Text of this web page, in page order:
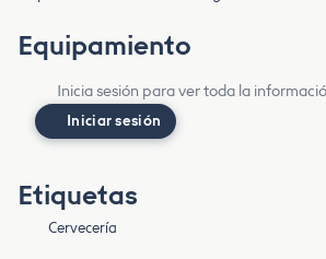
Equipamiento
Inicia sesión para ver toda la
Iniciar sesión
Etiquetas
Cervecería